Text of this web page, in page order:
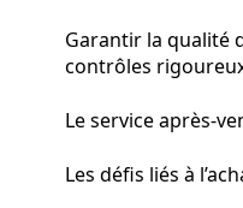
Garantir la qualité
contrôles
Le service après-
Les défis liés à